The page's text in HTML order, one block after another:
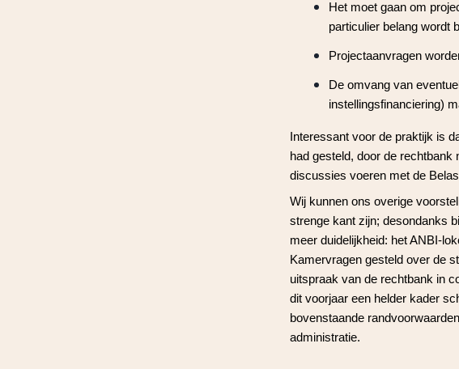
Het moet gaan om
particulier belang wordt
Projectaanvragen
De omvang van
instellingsfinanciering)
Interessant voor de praktijk is
had gesteld, door de rechtbank
discussies voeren met de
Wij kunnen ons overige
strenge kant zijn; desondanks
meer duidelijkheid: het ANBI-
Kamervragen gesteld over de
uitspraak van de rechtbank in
dit voorjaar een helder kader
bovenstaande
administratie.